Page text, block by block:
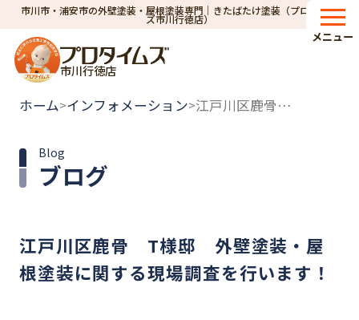
市川市・浦安市の外壁塗装・屋根塗装専門｜きたばたけ塗装（プロタイム
ズ市川行徳店）
市川行徳店
メニュー
ホーム>インフォメーション> 江戸川区鹿骨 T様邸 外壁塗装・屋根塗装に関する現場調査を行います！
ブログ
Blog
江戸川区鹿骨 T様邸 外壁塗装・屋
根塗装に関する現場調査を行います！